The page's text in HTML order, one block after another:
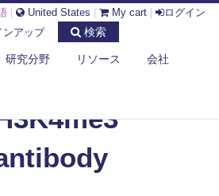
United States My cart
ログイン
ンアップ 検索
研究分野 リソース 会社
H3K4ME3 ANTIBODY